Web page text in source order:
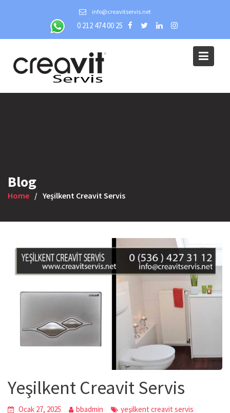
info@creavitservis.net
0 212 474 00 25
Blog
Home Yeşilkent Creavit Servis
Yeşilkent Creavit Servis
Ocak 27, 2025 bbadmin yeşilkent creavit servis